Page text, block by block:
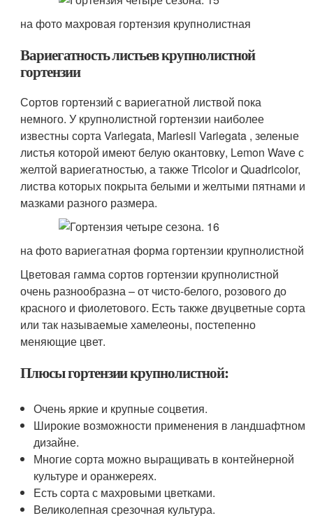
на фото махровая гортензия крупнолистная
Вариегатность листьев крупнолистной
гортензии
Сортов гортензий с вариегатной листвой пока
немного. У крупнолистной гортензии наиболее
известны сорта Variegata, Mariesii Variegata , зеленые
листья которой имеют белую окантовку, Lemon Wave с
желтой вариегатностью, а также Tricolor и Quadricolor,
листва которых покрыта белыми и желтыми пятнами и
мазками разного размера.
на фото вариегатная форма гортензии крупнолистной
Цветовая гамма сортов гортензии крупнолистной
очень разнообразна – от чисто-белого, розового до
красного и фиолетового. Есть также двуцветные сорта
или так называемые хамелеоны, постепенно
меняющие цвет.
Плюсы гортензии крупнолистной:
Очень яркие и крупные соцветия.
Широкие возможности применения в ландшафтном
дизайне.
Многие сорта можно выращивать в контейнерной
культуре и оранжереях.
Есть сорта с махровыми цветками.
Великолепная срезочная культура.